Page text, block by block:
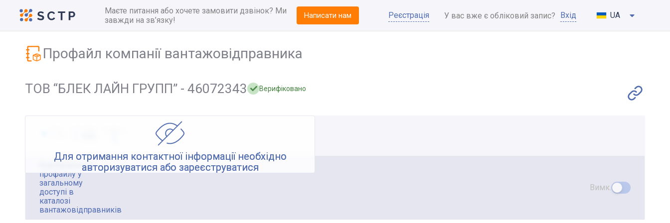
Маєте питання або хочете замовити дзвінок? Ми
завжди на зв’язку!
Написати нам Реєстрація У вас вже є обліковий запис? Вхід UA
Профайл компанії вантажовідправника
ТОВ “БЛЕК ЛАЙН ГРУПП” - 46072343 Верифіковано
Для отримання контактної інформації необхідно
авторизуватися або зареєструватися
Відображення
профайлу у
загальному
доступі в
каталозі
вантажовідправників
Вимк.